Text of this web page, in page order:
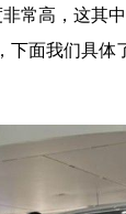
常高，这其
面我们具体